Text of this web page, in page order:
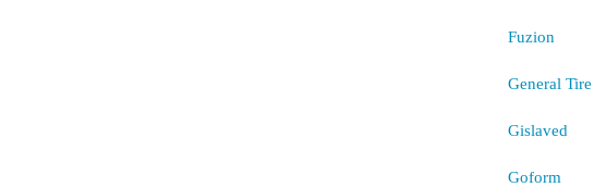
Fuzion
General Tire
Gislaved
Goform